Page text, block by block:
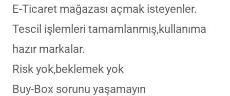
E-Ticaret mağazası açmak isteyenler.
Tescil işlemleri tamamlanmış,kullanıma
hazır markalar.
Risk yok,beklemek yok
Buy-Box sorunu yaşamayın